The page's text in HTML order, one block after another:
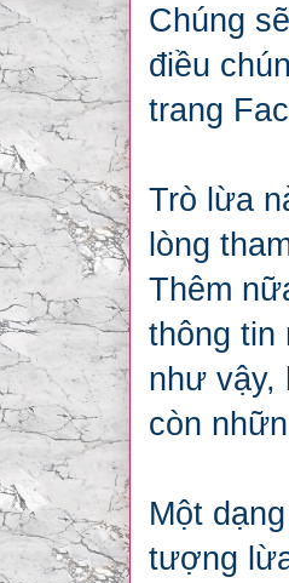
Chúng
điều
trang
Trò lừa
lòng
Thêm
thông tin
như vậy,
còn
Một
tượng